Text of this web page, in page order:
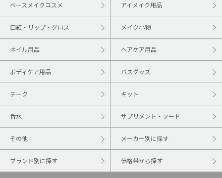
ベースメイクコスメ アイメイク用品
口紅・リップ・グロス メイク小物
ネイル用品 ヘアケア用品
ボディケア用品 バスグッズ
チーク キット
香水 サプリメント・フード
その他 メーカー別に探す
ブランド別に探す 価格帯から探す